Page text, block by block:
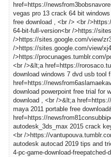
href=https://
vegas pro 13 crack 64 bit
free download , <br /> <br /
64-bit-full-version<br />https://
/>https://sites.google.com/view/
/>https://sites.google.com/view/
/>https://procunages.tumblr.com/
<br />&lt;a href=https://
download windows 7 dvd usb tool
href=https://
download powerpoint free trial for
download , <br />&lt;a
maya 2011 portable free
href=https://
autodesk_3ds_max 2015 crack
<br />https://
autodesk autocad 2019 tips and
4-pc-game-download-